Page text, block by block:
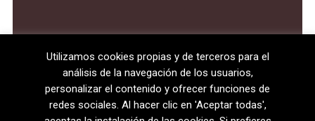
Utilizamos cookies propias y de terceros para el
análisis de la navegación de los usuarios,
personalizar el contenido y ofrecer funciones de
redes sociales. Al hacer clic en 'Aceptar todas',